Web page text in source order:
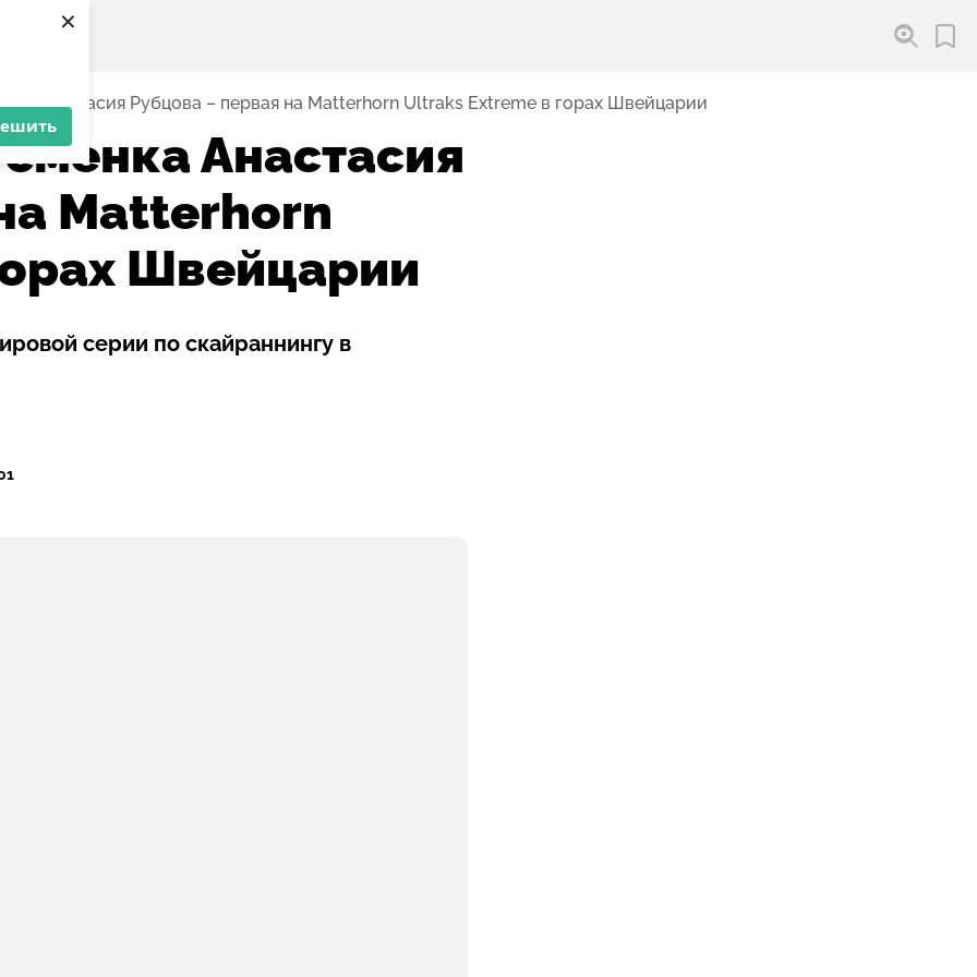
×
Анастасия Рубцова – первая на Matterhorn Ultraks Extreme в горах Швейцарии
Анастасия
Matterhorn
Швейцарии
серии по скайраннингу в